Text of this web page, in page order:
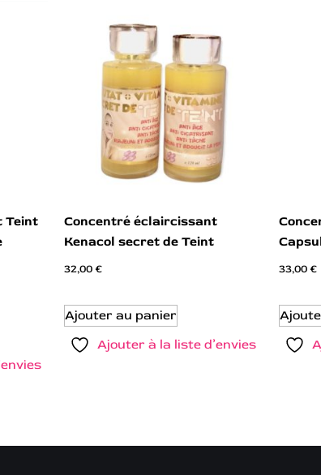
Teint
Concentré éclaircissant
Kenacol secret de Teint
32,00€
Ajouter au panier
Ajouter à la liste d’envies
33,00€